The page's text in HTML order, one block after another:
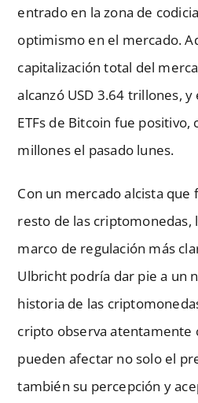
entrado en la zona de
optimismo en el mercado.
capitalización total del
alcanzó USD 3.64 trillones,
ETFs de Bitcoin fue positivo,
millones el pasado lunes.
Con un mercado alcista que
resto de las criptomonedas,
marco de regulación más
Ulbricht podría dar pie a un
historia de las
cripto observa atentamente
pueden afectar no solo el
también su percepción y